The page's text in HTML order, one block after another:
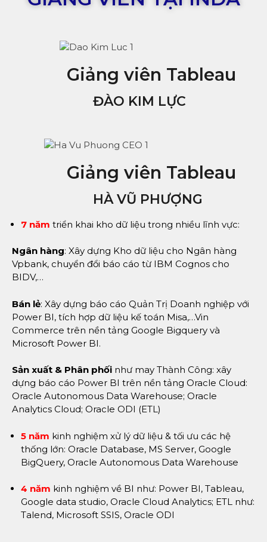
Giảng viên Tableau
ĐÀO KIM LỰC
Giảng viên Tableau
HÀ VŨ PHƯỢNG
7 năm triển khai kho dữ liệu trong nhiều lĩnh vực:
Ngân hàng: Xây dựng Kho dữ liệu cho Ngân hàng
Vpbank, chuyển đổi báo cáo từ IBM Cognos cho
BIDV,…
Bán lẻ: Xây dựng báo cáo Quản Trị Doanh nghiệp với
Power BI, tích hợp dữ liệu kế toán Misa,…Vin
Commerce trên nền tảng Google Bigquery và
Microsoft Power BI.
Sản xuất & Phân phối như may Thành Công: xây
dựng báo cáo Power BI trên nền tảng Oracle Cloud:
Oracle Autonomous Data Warehouse; Oracle
Analytics Cloud; Oracle ODI (ETL)
5 năm kinh nghiệm xử lý dữ liệu & tối ưu các hệ
thống lớn: Oracle Database, MS Server, Google
BigQuery, Oracle Autonomous Data Warehouse
4 năm kinh nghiệm về BI như: Power BI, Tableau,
Google data studio, Oracle Cloud Analytics; ETL như:
Talend, Microsoft SSIS, Oracle ODI